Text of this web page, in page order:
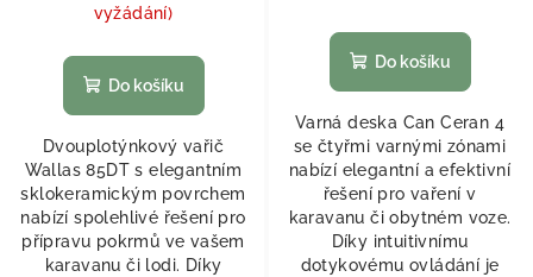
vyžádání)
Do košíku
Dvouplotýnkový vařič
Wallas 85DT s elegantním
sklokeramickým povrchem
nabízí spolehlivé řešení pro
přípravu pokrmů ve vašem
karavanu či lodi. Díky
Do košíku
Varná deska Can Ceran 4
se čtyřmi varnými zónami
nabízí elegantní a efektivní
řešení pro vaření v
karavanu či obytném voze.
Díky intuitivnímu
dotykovému ovládání je